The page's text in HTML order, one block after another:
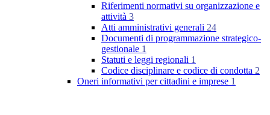
Riferimenti normativi su organizzazione e
attività 3
Atti amministrativi generali 24
Documenti di programmazione strategico-
gestionale 1
Statuti e leggi regionali 1
Codice disciplinare e codice di condotta 2
Oneri informativi per cittadini e imprese 1